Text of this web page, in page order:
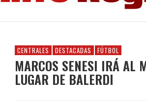
CENTRALES DESTACADAS FÚTBOL
MARCOS SENESI IRÁ AL
LUGAR DE BALERDI